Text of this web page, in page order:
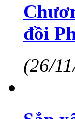
đồi
(26/